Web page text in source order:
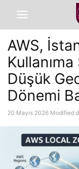
AWS,
Düşük
Dönemi
20 Mayıs 2026 Modified